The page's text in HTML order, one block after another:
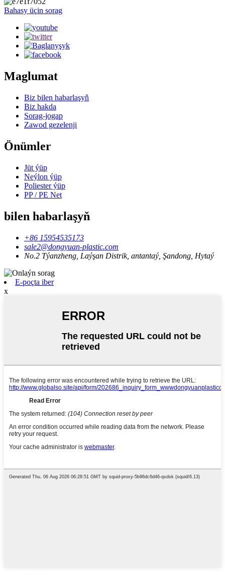
Bahasy üçin sorag
Maglumat
Biz bilen habarlaşyň
Biz hakda
Sorag-jogap
Zawod gezelenji
Önümler
Jüt ýüp
Neýlon ýüp
Poliester ýüp
PP / PE Net
bilen habarlaşyň
+86 15954535173
sale2@dongyuan-plastic.com
No.2 Týanzheng, Laýşan Distrik, antantaý, Şandong, Hytaý
E-poçta iber
x